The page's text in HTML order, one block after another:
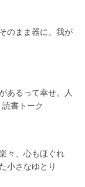
のまま器に。我が
あるって幸せ。人
書トーク
々、心もほぐれ
小さなゆとり